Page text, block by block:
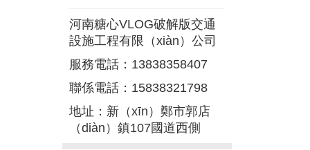
河南糖心VLOG破解版交通
設施工程有限（xiàn）公司
服務電話：13838358407
聯係電話：15838321798
地址：新（xīn）鄭市郭店
（diàn）鎮107國道西側